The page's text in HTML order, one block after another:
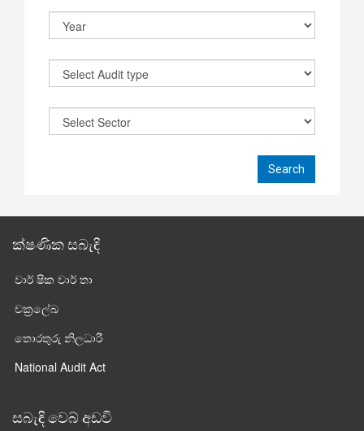
ක්ෂණික සබැඳි
වාර් ෂික වාර් තා
චක්‍රලේඛ
තොරතුරු නිලධාරී
National Audit Act
සබැඳි වෙබ් අඩවි